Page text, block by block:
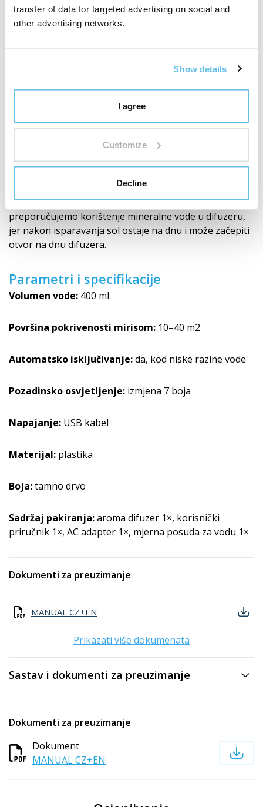
transfer of data for targeted advertising on social and
other advertising networks.
Show details
I agree
Customize
Decline
Vrlo tih rad koji neće narušiti vaš mir.
LED osvjetljenje s izmjenom 7 boja, odabirom
Isključivanje nakon isteka postavljenog vremena
uređaj se automatski isključuje.
Niska potrošnja energije.
Upozorenje
Uređaj koristite prema priloženim uputama za
uporabu. Koristite samo 100% čista eterična ulja. Ne
preporučujemo korištenje mineralne vode u difuzeru,
jer nakon isparavanja sol ostaje na dnu i može začepiti
otvor na dnu difuzera.
Parametri i specifikacije
Volumen vode: 400 ml
Površina pokrivenosti mirisom: 10–40 m2
Automatsko isključivanje:da, kod niske razine vode
Pozadinsko osvjetljenje: izmjena 7 boja
Napajanje: USB kabel
Materijal: plastika
Boja:tamno drvo
Sadržaj pakiranja:aroma difuzer 1×, korisnički
priručnik 1×, AC adapter 1×, mjerna posuda za vodu 1×
Dokumenti za preuzimanje
MANUAL CZ+EN
Prikazati više dokumenata
Sastav i dokumenti za preuzimanje
Dokumenti za preuzimanje
Dokument
MANUAL CZ+EN